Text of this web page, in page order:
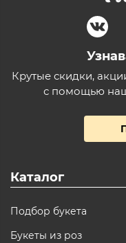
Крутые скидки,
с помощью
Каталог
Подбор букета
Букеты из роз